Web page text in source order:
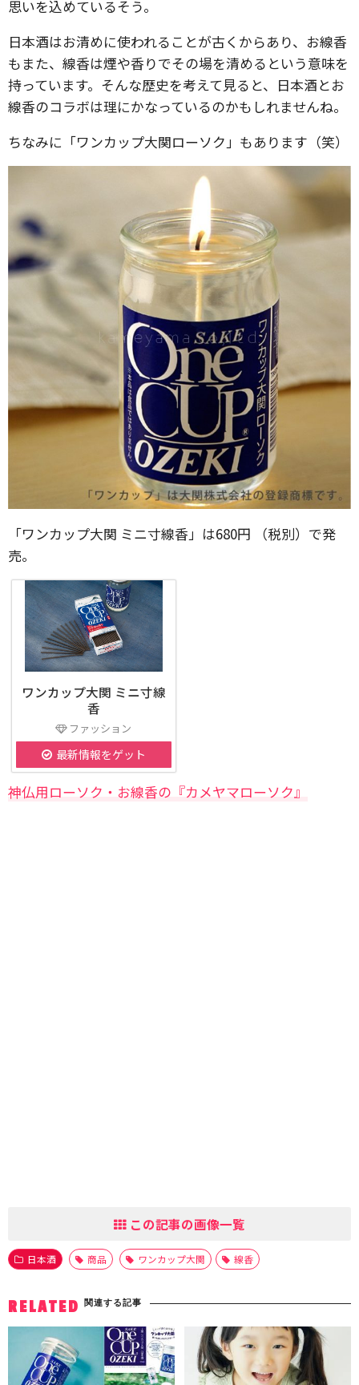
思いを込めているそう。
日本酒はお清めに使われることが古くからあり、お線香
もまた、線香は煙や香りでその場を清めるという意味を
持っています。そんな歴史を考えて見ると、日本酒とお
線香のコラボは理にかなっているのかもしれませんね。
ちなみに「ワンカップ大関ローソク」もあります（笑）
「ワンカップ大関 ミニ寸線香」は680円 （税別）で発
売。
ワンカップ大関 ミニ寸線
香
ファッション
最新情報をゲット
神仏用ローソク・お線香の『カメヤマローソク』
この記事の画像一覧
日本酒 商品 ワンカップ大関 線香
RELATED 関連する記事